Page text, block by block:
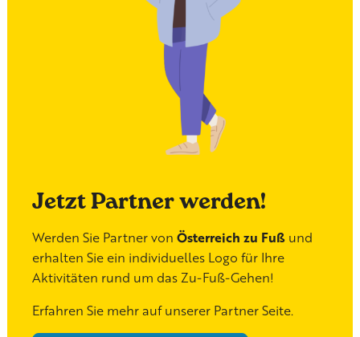
Jetzt Partner werden!
Werden Sie Partner von Österreich zu Fuß und
erhalten Sie ein individuelles Logo für Ihre
Aktivitäten rund um das Zu-Fuß-Gehen!
Erfahren Sie mehr auf unserer Partner Seite.